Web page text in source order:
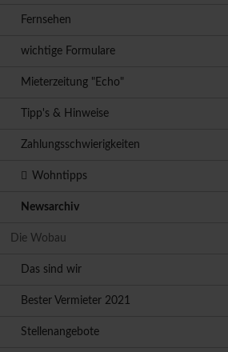
Fernsehen
wichtige Formulare
Mieterzeitung "Echo"
Tipp's & Hinweise
Zahlungsschwierigkeiten
Wohntipps
Newsarchiv
Die Wobau
Das sind wir
Bester Vermieter 2021
Stellenangebote